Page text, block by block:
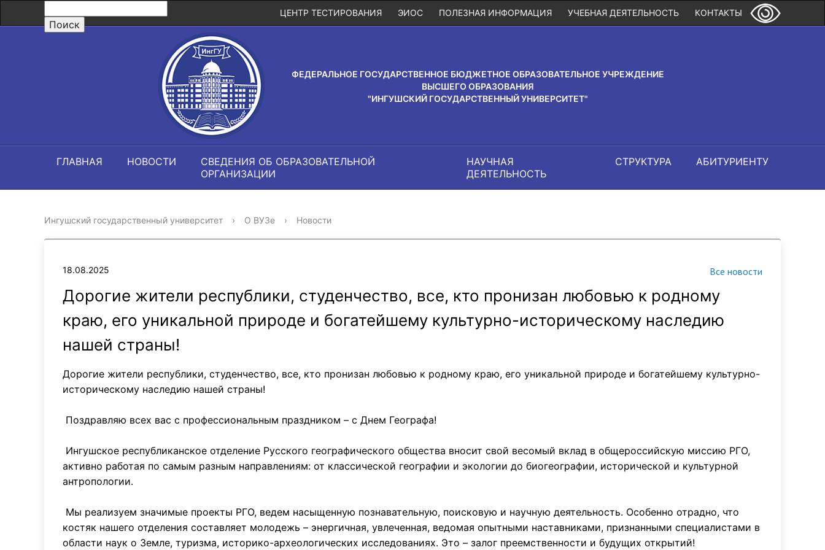
КОНТАКТЫ
УЧЕБНАЯ ДЕЯТЕЛЬНОСТЬ
ПОЛЕЗНАЯ ИНФОРМАЦИЯ
ЭИОС
ЦЕНТР ТЕСТИРОВАНИЯ
ФЕДЕРАЛЬНОЕ ГОСУДАРСТВЕННОЕ БЮДЖЕТНОЕ ОБРАЗОВАТЕЛЬНОЕ УЧРЕЖДЕНИЕ
ВЫСШЕГО ОБРАЗОВАНИЯ
"ИНГУШСКИЙ ГОСУДАРСТВЕННЫЙ УНИВЕРСИТЕТ"
ГЛАВНАЯ НОВОСТИ
СВЕДЕНИЯ ОБ ОБРАЗОВАТЕЛЬНОЙ
ОРГАНИЗАЦИИ
НАУЧНАЯ
ДЕЯТЕЛЬНОСТЬ
СТРУКТУРА АБИТУРИЕНТУ
Ингушский государственный университет › О ВУЗе › Новости
18.08.2025 Все новости
Дорогие жители республики, студенчество, все, кто пронизан любовью к родному
краю, его уникальной природе и богатейшему культурно-историческому наследию
нашей страны!
Дорогие жители республики, студенчество, все, кто пронизан любовью к родному краю, его уникальной природе и богатейшему культурно-
историческому наследию нашей страны!
Поздравляю всех вас с профессиональным праздником – с Днем Географа!
Ингушское республиканское отделение Русского географического общества вносит свой весомый вклад в общероссийскую миссию РГО,
активно работая по самым разным направлениям: от классической географии и экологии до биогеографии, исторической и культурной
антропологии.
Мы реализуем значимые проекты РГО, ведем насыщенную познавательную, поисковую и научную деятельность. Особенно отрадно, что
костяк нашего отделения составляет молодежь – энергичная, увлеченная, ведомая опытными наставниками, признанными специалистами в
области наук о Земле, туризма, историко-археологических исследованиях. Это – залог преемственности и будущих открытий!